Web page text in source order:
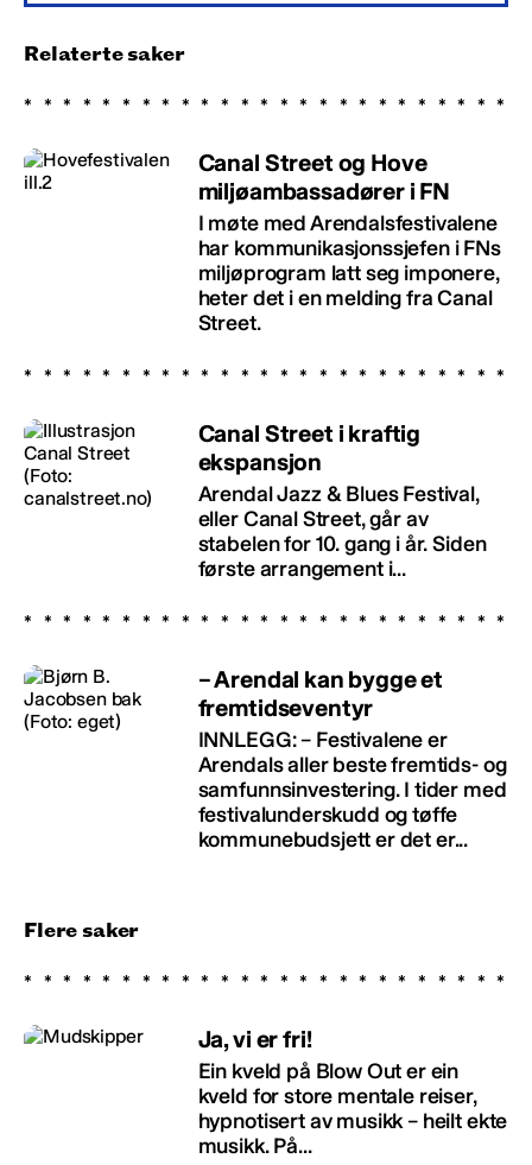
Relaterte saker
Canal Street og Hove
miljøambassadører i FN
I møte med Arendalsfestivalene
har kommunikasjonssjefen i FNs
miljøprogram latt seg imponere,
heter det i en melding fra Canal
Street.
Canal Street i kraftig
ekspansjon
Arendal Jazz & Blues Festival,
eller Canal Street, går av
stabelen for 10. gang i år. Siden
første arrangement i...
– Arendal kan bygge et
fremtidseventyr
INNLEGG: – Festivalene er
Arendals aller beste fremtids- og
samfunnsinvestering. I tider med
festivalunderskudd og tøffe
kommunebudsjett er det er...
Flere saker
Ja, vi er fri!
Ein kveld på Blow Out er ein
kveld for store mentale reiser,
hypnotisert av musikk – heilt ekte
musikk. På...